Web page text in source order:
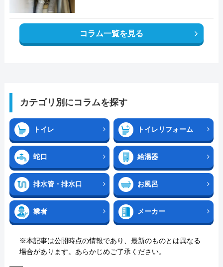
コラム一覧を見る
カテゴリ別にコラムを探す
トイレ トイレリフォーム
蛇口 給湯器
排水管・排水口 お風呂
業者 メーカー
※本記事は公開時点の情報であり、最新のものとは異なる
場合があります。あらかじめご了承ください。